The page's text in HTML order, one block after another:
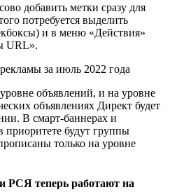
добавить метки сразу для
потребуется выделить
и в меню «Действия»
URL».
объявлений, и на уровне
объявлениях Директ будет
В смарт-баннерах и
приоритете будут группы
только на уровне
РСЯ теперь работают на